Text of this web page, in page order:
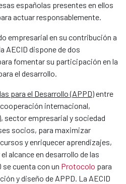
españolas presentes en ellos
actuar responsablemente.
empresarial en su contribución a
AECID dispone de dos
fomentar su participación en la
el desarrollo.
para el Desarrollo (APPD)entre
internacional,
sector empresarial y sociedad
socios, para maximizar
y enriquecer aprendizajes,
alcance en desarrollo de las
se cuenta con un Protocolo para
y diseño de APPD. La AECID